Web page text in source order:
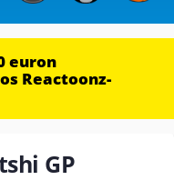
euron
Reactoonz-
GP